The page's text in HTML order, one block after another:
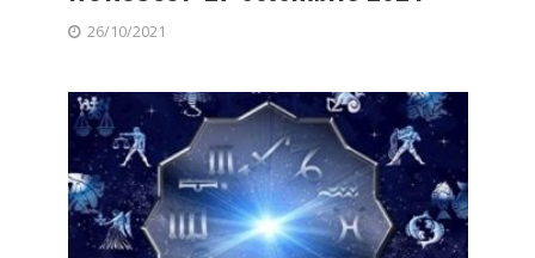
26/10/2021